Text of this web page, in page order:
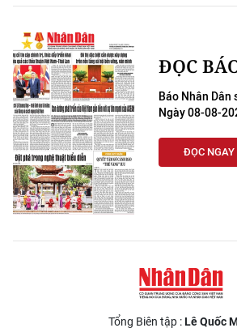
ĐỌC
Báo Nhân Dân
Ngày 08-08-
ĐỌC NGAY
Tổng Biên tập :Lê Quốc